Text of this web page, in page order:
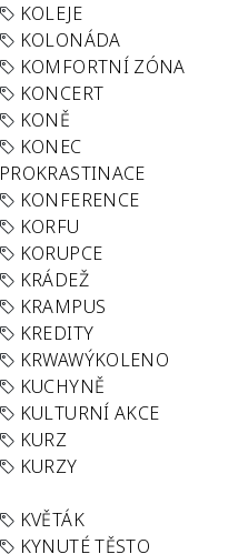
KOLEJE
KOLONÁDA
KOMFORTNÍ ZÓNA
KONCERT
KONĚ
KONEC
PROKRASTINACE
KONFERENCE
KORFU
KORUPCE
KRÁDEŽ
KRAMPUS
KREDITY
KRWAWÝKOLENO
KUCHYNĚ
KULTURNÍ AKCE
KURZ
KURZY
KVĚTÁK
KYNUTÉ TĚSTO